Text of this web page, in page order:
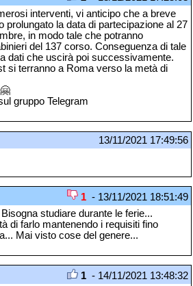
interventi, vi anticipo che a breve
prolungato la data di partecipazione al 27
in modo tale che potranno
del 137 corso. Conseguenza di tale
dati che uscirà poi successivamente.
si terranno a Roma verso la metà di
gruppo Telegram
13/11/2021 17:49:56
1 - 13/11/2021 18:51:49
studiare durante le ferie...
di farlo mantenendo i requisiti fino
Mai visto cose del genere...
1 - 14/11/2021 13:48:32